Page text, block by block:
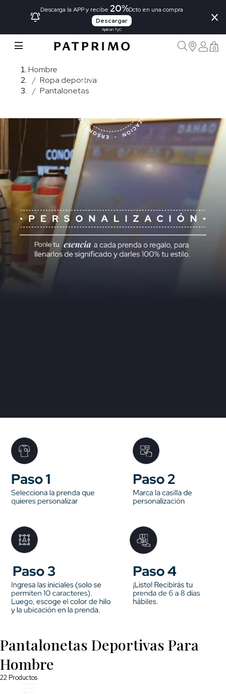
Descarga la APP y recibe 20%Dcto en una compra
Descargar
Aplican TyC
×
0
Hombre
Ropa deportiva
Pantalonetas
Pantalonetas Deportivas Para
Hombre
22 Productos